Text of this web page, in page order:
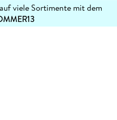
viele Sortimente mit dem